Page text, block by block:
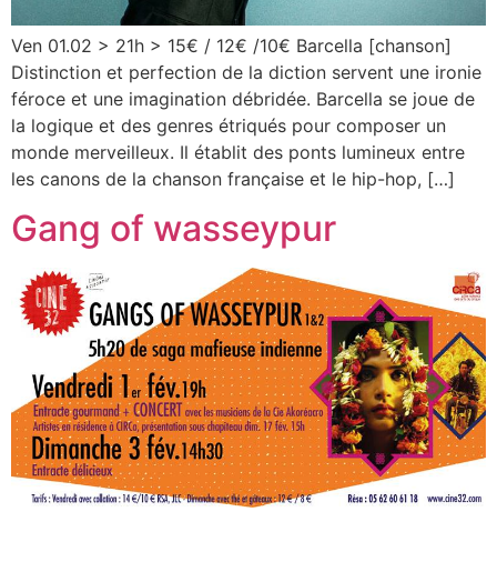
Ven 01.02 > 21h > 15€ / 12€ /10€ Barcella [chanson]
Distinction et perfection de la diction servent une ironie
féroce et une imagination débridée. Barcella se joue de
la logique et des genres étriqués pour composer un
monde merveilleux. Il établit des ponts lumineux entre
les canons de la chanson française et le hip-hop, […]
Gang of wasseypur